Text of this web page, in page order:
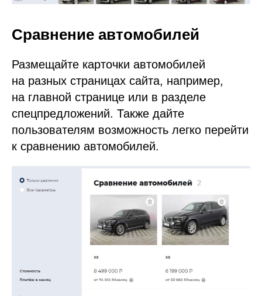
Сравнение автомобилей
Размещайте карточки автомобилей
на разных страницах сайта, например,
на главной странице или в разделе
спецпредложений. Также дайте
пользователям возможность легко перейти
к сравнению автомобилей.